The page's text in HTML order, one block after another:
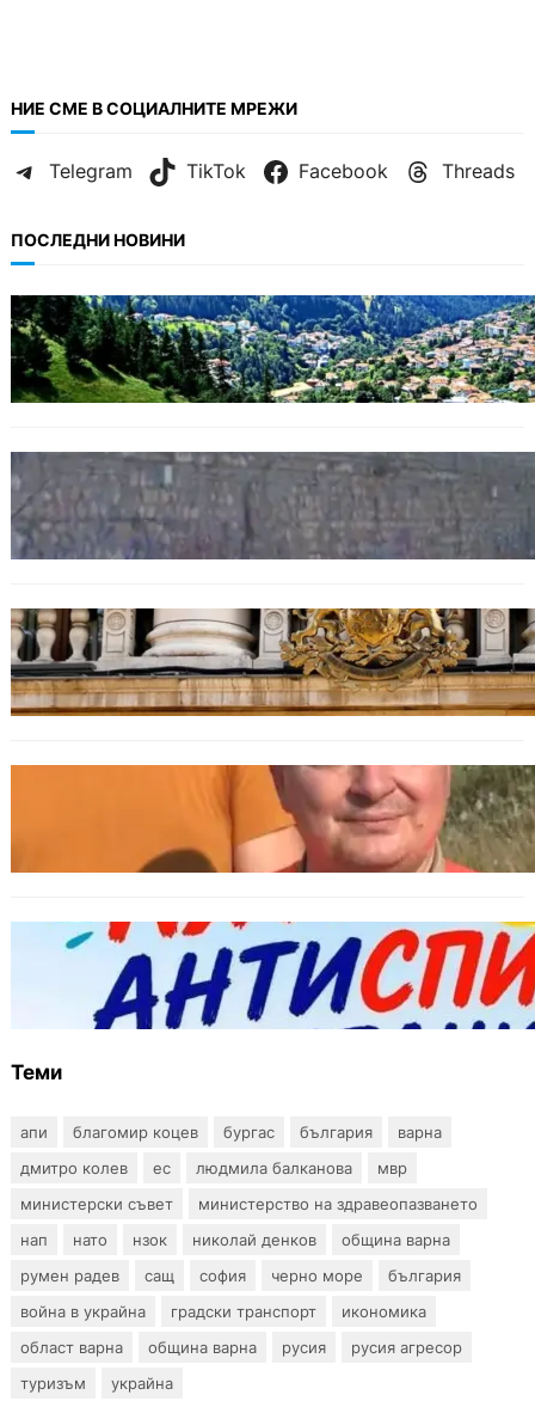
НИЕ СМЕ В СОЦИАЛНИТЕ МРЕЖИ
Telegram TikTok Facebook Threads
ПОСЛЕДНИ НОВИНИ
БЪЛГАРИЯ
Полицията алармира за нова схема с
фалшиви лечители и „вълшебни“ мехлеми
БЪЛГАРИЯ
Ограничават движението по улица
„Вълноломна“ във Варна
БЪЛГАРИЯ
Дрон навлезе в България край границата с
Румъния
МЗХ: Ловните билети ще могат да се
издават онлайн
БЪЛГАРИЯ
Варна предлага безплатни и анонимни
тестове за ХИВ и други инфекции през
август
Теми
апи благомир коцев бургас българия
варна
дмитро колев
ес людмила балканова
мвр
министерски съвет
министерство на здравеопазването
нап
нато нзок николай денков
община варна
румен радев
сащ софия черно море
българия
война в украйна
градски транспорт
икономика
област варна
община варна русия
русия агресор
туризъм
украйна